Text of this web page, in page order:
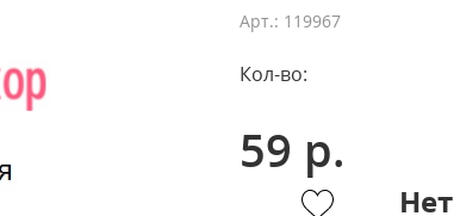
Арт.: 119967
Кол-во:
59 р.